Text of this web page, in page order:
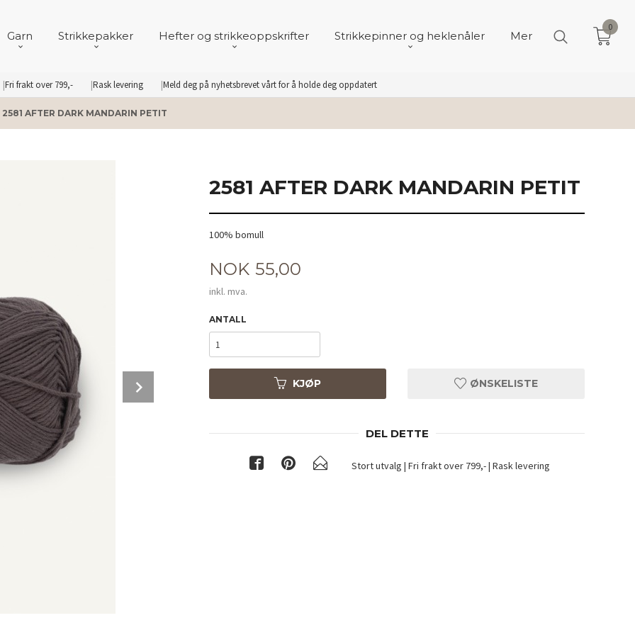
Fri frakt over 799,- Rask levering Meld deg på nyhetsbrevet vårt for å holde deg oppdatert
Garn Strikkepakker Hefter og strikkeoppskrifter Strikkepinner og heklenåler Mer
0
2581 AFTER DARK MANDARIN PETIT
2581 AFTER DARK MANDARIN PETIT
100% bomull
Pris
NOK 55,00
inkl. mva.
ANTALL
KJØP ØNSKELISTE
DEL DETTE
Stort utvalg | Fri frakt over 799,- | Rask levering